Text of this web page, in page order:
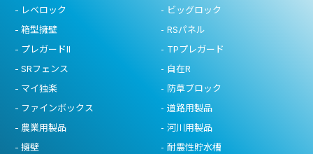
レベロック
ビッグロック
箱型擁壁
RSパネル
プレガードII
TPプレガード
SRフェンス
自在R
マイ独楽
防草ブロック
ファインボックス
道路用製品
農業用製品
河川用製品
擁壁
耐震性貯水槽